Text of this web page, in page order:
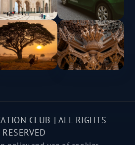
CLUB | ALL RIGHTS
RESERVED